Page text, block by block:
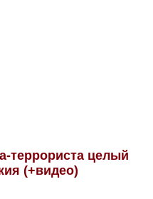
террориста целый
(+видео)